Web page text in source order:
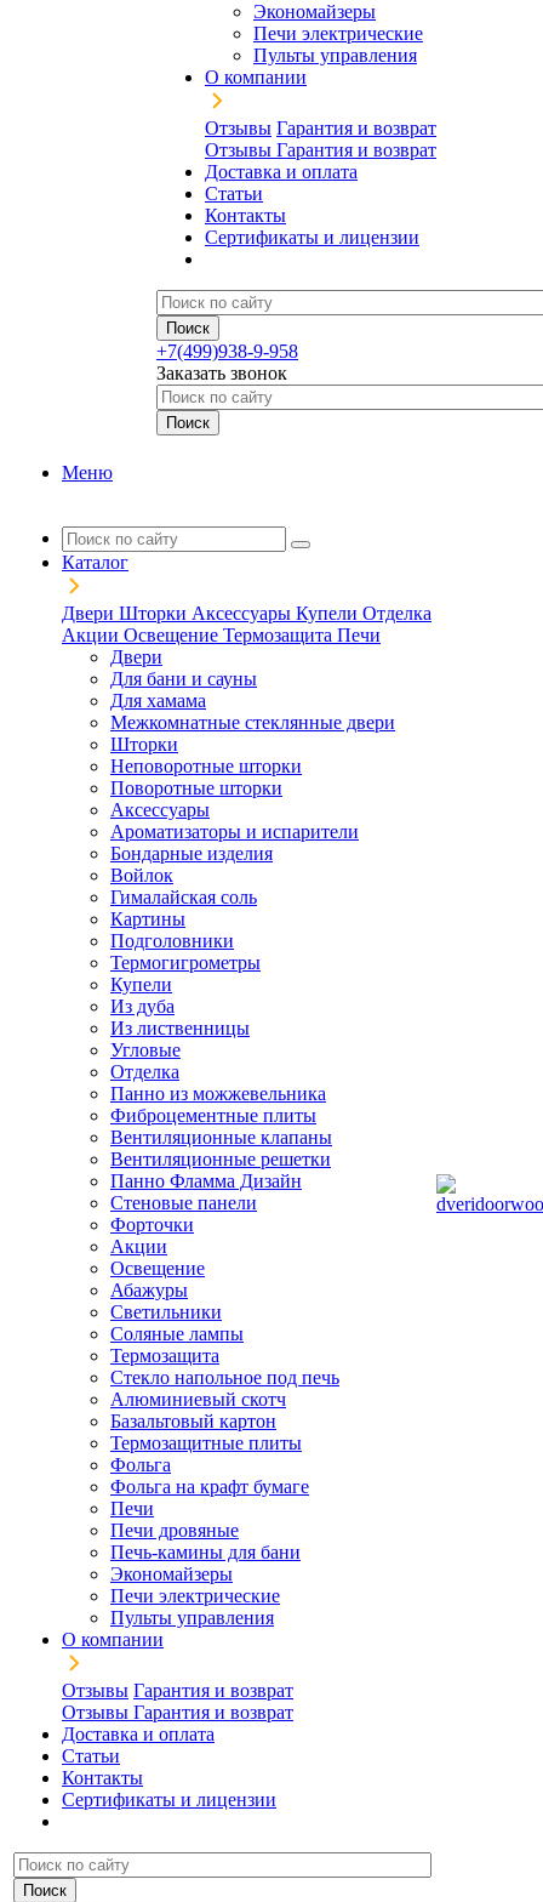
Экономайзеры
Печи электрические
Пульты управления
О компании
Отзывы Гарантия и возврат
Отзывы Гарантия и возврат
Доставка и оплата
Статьи
Контакты
Сертификаты и лицензии
+7(499)938-9-958
Заказать звонок
Меню
Каталог
Двери Шторки Аксессуары Купели Отделка
Акции Освещение Термозащита Печи
Двери
Для бани и сауны
Для хамама
Межкомнатные стеклянные двери
Шторки
Неповоротные шторки
Поворотные шторки
Аксессуары
Ароматизаторы и испарители
Бондарные изделия
Войлок
Гималайская соль
Картины
Подголовники
Термогигрометры
Купели
Из дуба
Из лиственницы
Угловые
Отделка
Панно из можжевельника
Фиброцементные плиты
Вентиляционные клапаны
Вентиляционные решетки
Панно Фламма Дизайн
Стеновые панели
Форточки
Акции
Освещение
Абажуры
Светильники
Соляные лампы
Термозащита
Стекло напольное под печь
Алюминиевый скотч
Базальтовый картон
Термозащитные плиты
Фольга
Фольга на крафт бумаге
Печи
Печи дровяные
Печь-камины для бани
Экономайзеры
Печи электрические
Пульты управления
О компании
Отзывы Гарантия и возврат
Отзывы Гарантия и возврат
Доставка и оплата
Статьи
Контакты
Сертификаты и лицензии